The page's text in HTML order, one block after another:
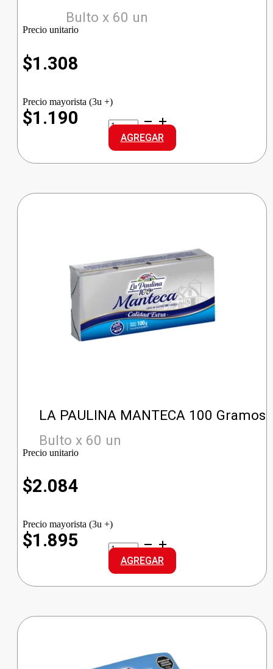
Bulto x 60 un
Precio unitario
$1.308
Precio mayorista (3u +)
$1.190
SyS
MANTECA
cantidad
AGREGAR
LA PAULINA MANTECA 100 Gramos
Bulto x 60 un
Precio unitario
$2.084
Precio mayorista (3u +)
$1.895
LA
PAULINA
MANTECA
cantidad
AGREGAR